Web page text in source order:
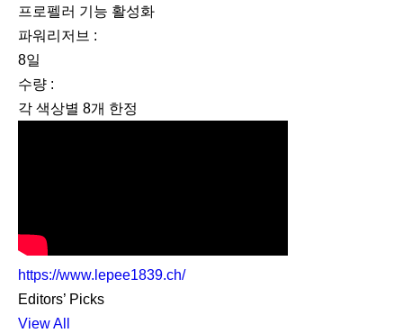
프로펠러 기능 활성화
파워리저브 :
8일
수량 :
각 색상별 8개 한정
https://www.lepee1839.ch/
Editors’ Picks
View All